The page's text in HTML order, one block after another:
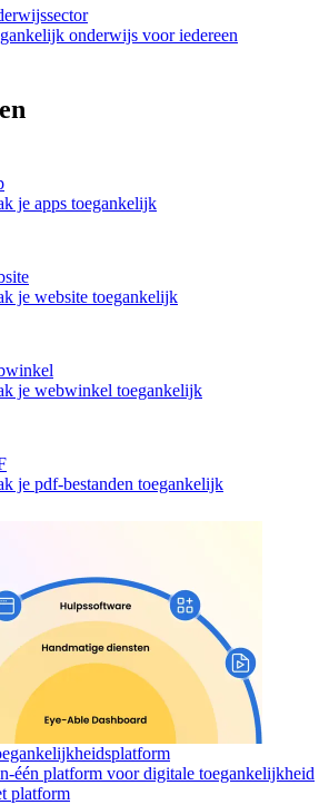
onderwijs voor iedereen
je apps toegankelijk
je website toegankelijk
je webwinkel toegankelijk
je pdf-bestanden toegankelijk
één platform voor digitale toegankelijkheid
platform